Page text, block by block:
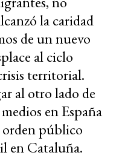
la caridad
de un nuevo
al ciclo
territorial.
al otro lado de
en España
orden público
en Cataluña.